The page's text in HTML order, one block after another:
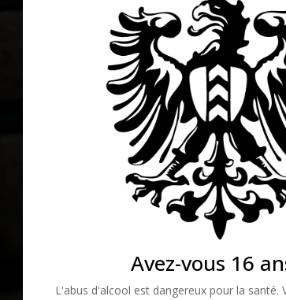
Avez-vous 16
L'abus d'alcool est dangereux pour la santé.